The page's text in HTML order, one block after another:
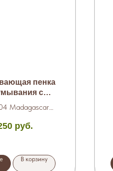
пенка
с
125 мл.
Madagascar
руб.
В корзину